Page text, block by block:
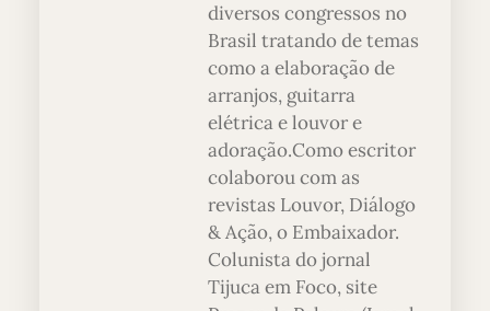
diversos congressos no
Brasil tratando de temas
como a elaboração de
arranjos, guitarra
elétrica e louvor e
adoração.Como escritor
colaborou com as
revistas Louvor, Diálogo
& Ação, o Embaixador.
Colunista do jornal
Tijuca em Foco, site